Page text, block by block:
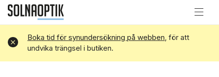
Boka tid för synundersökning på webben, för att
undvika trängsel i butiken.
Avvisa